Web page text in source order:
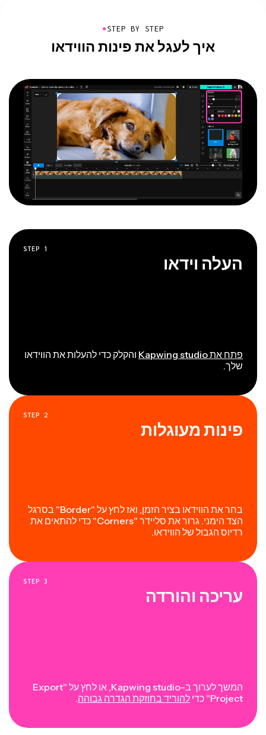
●STEP BY STEP
איך לעגל את פינות הווידאו
STEP 1
העלה וידאו
פתח את Kapwing studio
והקלק כדי להעלות את הווידאו
שלך.
STEP 2
פינות מעוגלות
בחר את הווידאו בציר הזמן, ואז לחץ על "Border" בסרגל
הצד הימני. גרור את סליידר "Corners" כדי להתאים את
רדיוס הגבול של הווידאו.
STEP 3
עריכה והורדה
המשך לערוך ב-Kapwing studio, או לחץ על "Export
Project" כדי
להוריד בחוזקת הגדרה גבוהה.